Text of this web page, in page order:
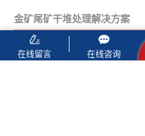
金矿尾矿干堆处理解决方案
查看详情
在线留言 在线咨询